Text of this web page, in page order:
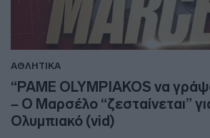
ΑΘΛΗΤΙΚΑ
“PAME OLYMPIAKOS να
– Ο Μαρσέλο “ζεσταίνεται”
Ολυμπιακό (vid)